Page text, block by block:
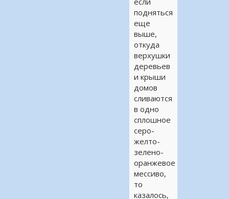
подняться
еще
выше,
откуда
верхушки
деревьев
и крыши
домов
сливаются
в одно
сплошное
серо-
желто-
зелено-
оранжевое
мессиво,
то
казалось,